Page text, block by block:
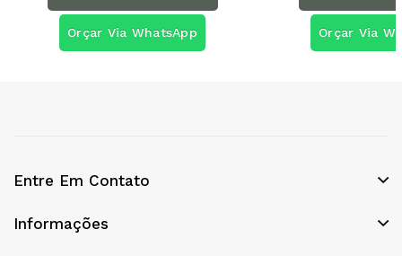
Orçar Via WhatsApp Orçar Via
Entre Em Contato
Informações